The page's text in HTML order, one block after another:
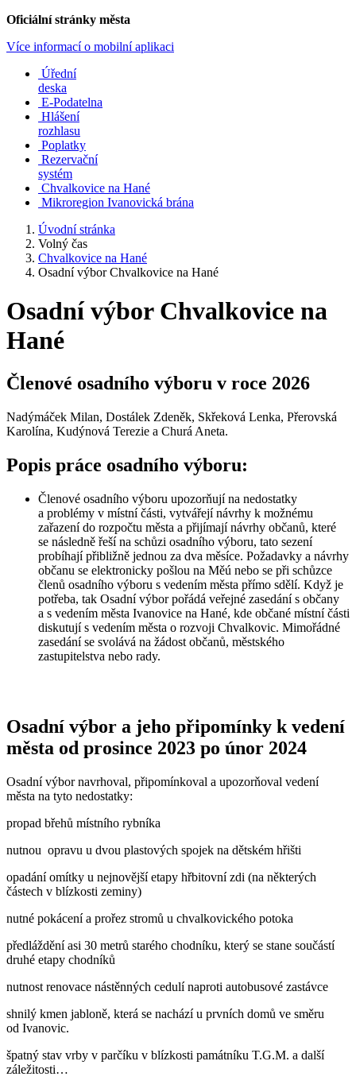
Oficiální stránky města
Více informací o mobilní aplikaci
Úřední
deska
E-Podatelna
Hlášení
rozhlasu
Poplatky
Rezervační
systém
Chvalkovice na Hané
Mikroregion Ivanovická brána
Úvodní stránka
Volný čas
Chvalkovice na Hané
Osadní výbor Chvalkovice na Hané
Osadní výbor Chvalkovice na
Hané
Členové osadního výboru v roce 2026
Nadýmáček Milan, Dostálek Zdeněk, Skřeková Lenka, Přerovská
Karolína, Kudýnová Terezie a Churá Aneta.
Popis práce osadního výboru:
Členové osadního výboru upozorňují na nedostatky
a problémy v místní části, vytvářejí návrhy k možnému
zařazení do rozpočtu města a přijímají návrhy občanů, které
se následně řeší na schůzi osadního výboru, tato sezení
probíhají přibližně jednou za dva měsíce. Požadavky a návrhy
občanu se elektronicky pošlou na Měú nebo se při schůzce
členů osadního výboru s vedením města přímo sdělí. Když je
potřeba, tak Osadní výbor pořádá veřejné zasedání s občany
a s vedením města Ivanovice na Hané, kde občané místní části
diskutují s vedením města o rozvoji Chvalkovic. Mimořádné
zasedání se svolává na žádost občanů, městského
zastupitelstva nebo rady.
Osadní výbor a jeho připomínky k vedení
města od prosince 2023 po únor 2024
Osadní výbor navrhoval, připomínkoval a upozorňoval vedení
města na tyto nedostatky:
propad břehů místního rybníka
nutnou opravu u dvou plastových spojek na dětském hřišti
opadání omítky u nejnovější etapy hřbitovní zdi (na některých
částech v blízkosti zeminy)
nutné pokácení a prořez stromů u chvalkovického potoka
předláždění asi 30 metrů starého chodníku, který se stane součástí
druhé etapy chodníků
nutnost renovace nástěnných cedulí naproti autobusové zastávce
shnilý kmen jabloně, která se nachází u prvních domů ve směru
od Ivanovic.
špatný stav vrby v parčíku v blízkosti památníku T.G.M. a další
záležitosti…